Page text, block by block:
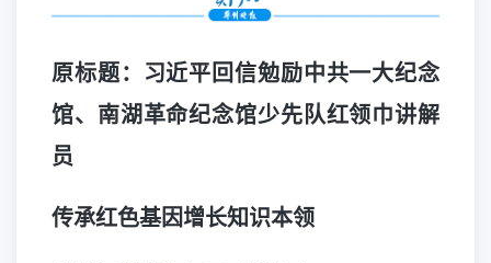
原标题：习近平回信勉励中共一大纪念
馆、南湖革命纪念馆少先队红领巾讲解
员
传承红色基因增长知识本领